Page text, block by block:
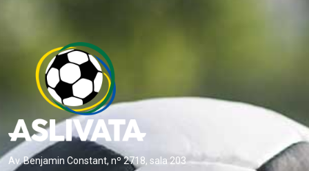
Av. Benjamin Constant, nº 2718, sala 203